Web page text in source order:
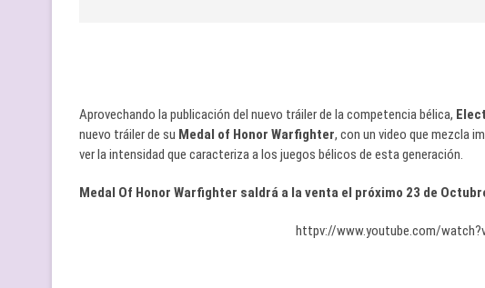
Aprovechando la publicación del nuevo tráiler de la competencia bélica,
nuevo tráiler de su Medal of Honor Warfighter, con un video que mezcla
ver la intensidad que caracteriza a los juegos bélicos de esta generación.
Medal Of Honor Warfighter saldrá a la venta el próximo 23 de
httpv://www.youtube.com/